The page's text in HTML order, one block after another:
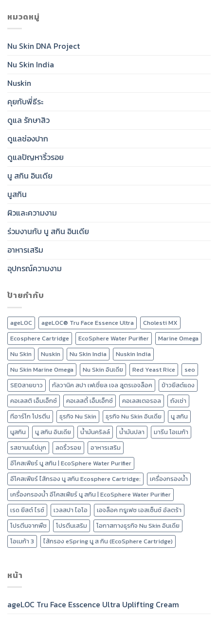
Glowing
Step
หมวดหมู่
Nu Skin DNA Project
Nu Skin India
Nuskin
คุยกับพี่ธีระ
ดูแล รักษาสิว
ดูแลช่องปาก
ดูแลปัญหาริ้วรอย
นู สกิน อินเดีย
นูสกิน
ผิวและความงาม
ร่วมงานกับ นู สกิน อินเดีย
อาหารเสริม
อุปกรณ์ความงาม
ป้ายกำกับ
ageLOC ageLOC® Tru Face Essence Ultra
Cholesti MX
Ecosphere Cartridge
EcoSphere Water Purifier
Marine Omega
Nu Skin
Nuskin Nu Skin India
Nuskin India
Nu Skin Marine Omega
Nu Skin อินเดีย Red Yeast Rice
seo
SEOสายขาว
กัลวานิค สปา เฟเชี่ยล เจล สูตรเอจล็อค
ข้าวยีสต์แดง
คอเลสติ เอ็มเอ็กซ์
คอเลสตี้ เอ็มเอ็กซ์ คอเลสเตอรอล
ถังเช่า
ทีอาร์โก โปรตีน
ธุรกิจ Nu Skin ธุรกิจ Nu Skin อินเดีย
นู สกิน
นูสกิน
นู สกิน อินเดีย น้ำมันคริลล์ น้ำมันปลา
มารีน โอเมก้า
รสชานมไข่มุก
ลดริ้วรอย
อาหารเสริม
อีโคสเฟียร์ นู สกิน | EcoSphere Water Purifier
อีโคสเฟียร์ ไส้กรอง นู สกิน Ecosphere Cartridge:
เครื่องกรองน้ำ
เครื่องกรองน้ำ อีโคสเฟียร์ นู สกิน | EcoSphere Water Purifier
เรด ยีสต์ ไรซ์
เวลสปา ไอโอ
เอจล็อค ทรูเฟซ เอสเซ็นซ์ อัลตร้า
โปรตีนจากพืช
โปรตีนเสริม
โอกาสทางธุรกิจ Nu Skin อินเดีย
โอเมก้า 3
ไส้กรอง eSpring นู ส กิน (EcoSphere Cartridge)
หน้า
ageLOC Tru Face Esscence Ultra Uplifting Cream